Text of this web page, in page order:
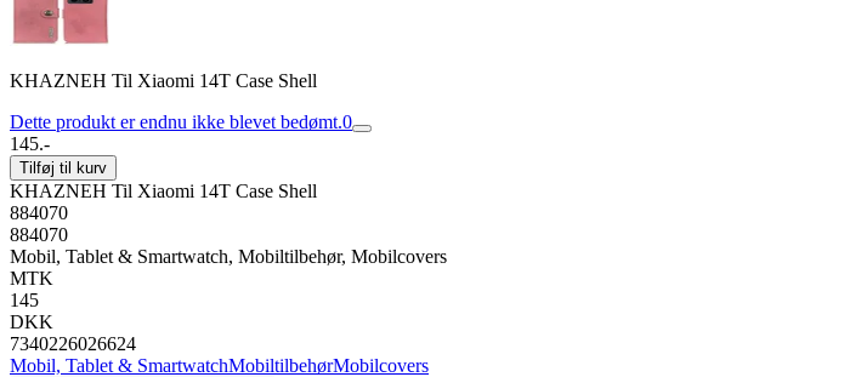
KHAZNEH Til Xiaomi 14T Case Shell
Dette produkt er endnu ikke blevet bedømt.0
145.-
Tilføj til kurv
KHAZNEH Til Xiaomi 14T Case Shell
884070
884070
Mobil, Tablet & Smartwatch, Mobiltilbehør, Mobilcovers
MTK
145
DKK
7340226026624
Mobil, Tablet & SmartwatchMobiltilbehørMobilcovers